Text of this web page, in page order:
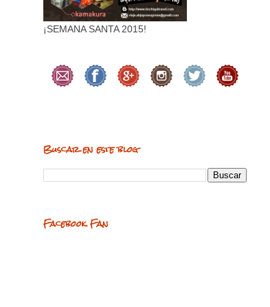
¡SEMANA SANTA 2015!
Buscar en este blog
Facebook Fan